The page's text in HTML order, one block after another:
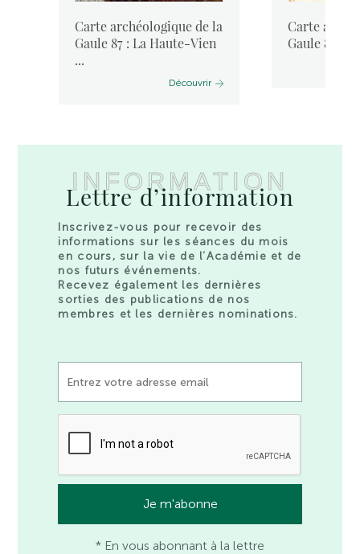
Carte archéologique de la
Gaule 87 : La Haute-Vien
...
Découvrir
Carte
Gaule 86-3
INFORMATION
Lettre d’information
Inscrivez-vous pour recevoir des
informations sur les séances du mois
en cours, sur la vie de l’Académie et de
nos futurs événements.
Recevez également les dernières
sorties des publications de nos
membres et les dernières nominations.
* En vous abonnant à la lettre